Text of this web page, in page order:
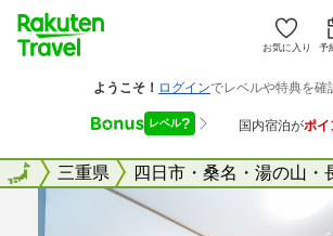
お気に入り 予
全国三重県 四日市・桑名・湯の山・
全国